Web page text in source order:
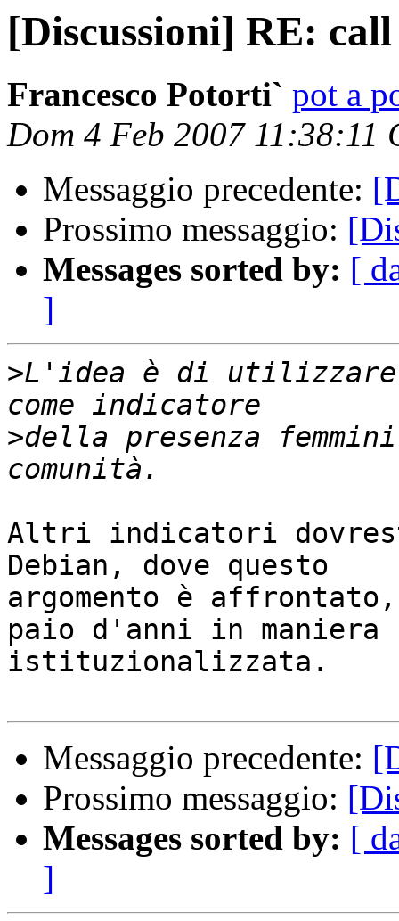
[Discussioni] RE:
Francesco Potorti` pot a
Dom 4 Feb 2007 11:38:11
Messaggio precedente:
Prossimo messaggio:
Messages sorted by: [
]
>L'idea è di
>della presenza
Altri indicatori
Debian, dove questo
argomento è
paio d'anni in maniera
istituzionalizzata.
Messaggio precedente:
Prossimo messaggio:
Messages sorted by: [
]